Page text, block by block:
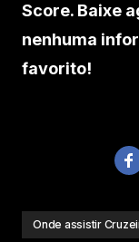
Score. Baixe
nenhuma
favorito!
Onde assistir